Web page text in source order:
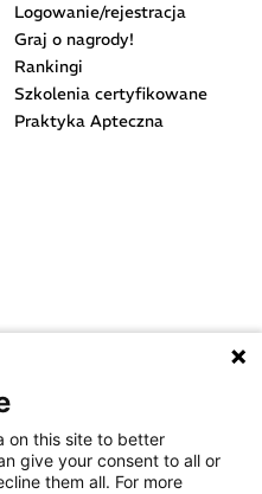
Logowanie/rejestracja
Graj o nagrody!
Rankingi
Szkolenia certyfikowane
Praktyka Apteczna
on this site to better
give your consent to all or
them all. For more